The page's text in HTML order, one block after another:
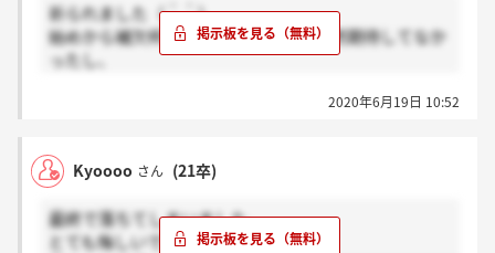
祈られました（＾＾）
始めから補欠枠で面接遅かったから全然期待してなか
ったし、
2020年6月19日 10:52
Kyoooo さん (21卒)
最終で落ちてしまいました。
とても悔しいです。